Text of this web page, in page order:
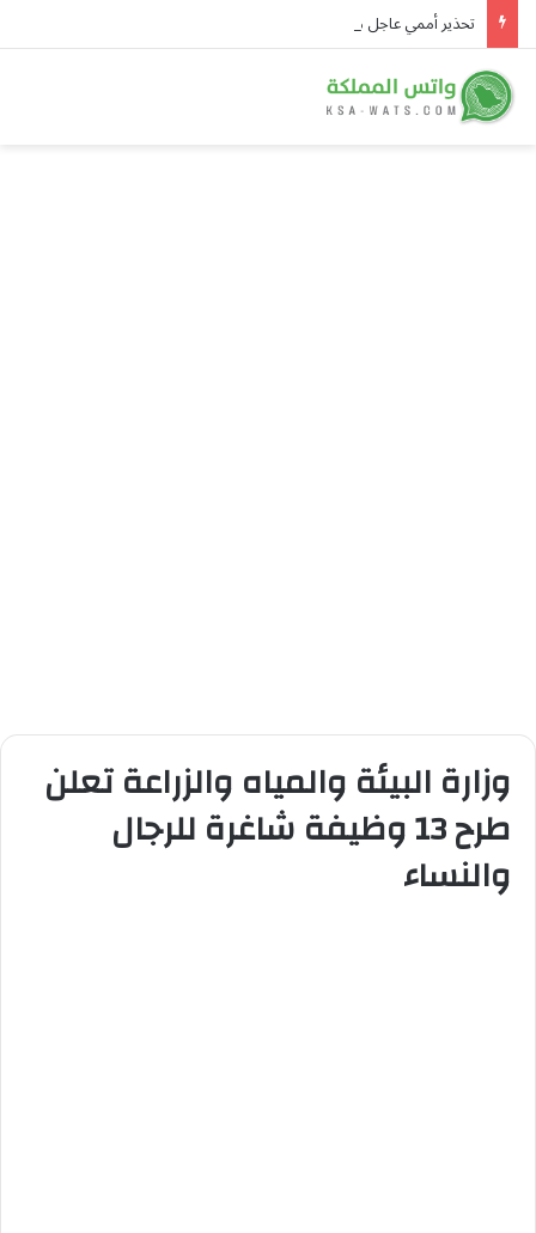
تحذير أممي عاجل من إيبولا في الكونغو.. 3,874 إصابة و1,751 وفاة
وزارة البيئة والمياه والزراعة تعلن
طرح 13 وظيفة شاغرة للرجال
والنساء